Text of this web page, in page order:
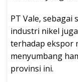
PT Vale, sebagai
industri nikel
terhadap ekspor
menyumbang
provinsi ini.